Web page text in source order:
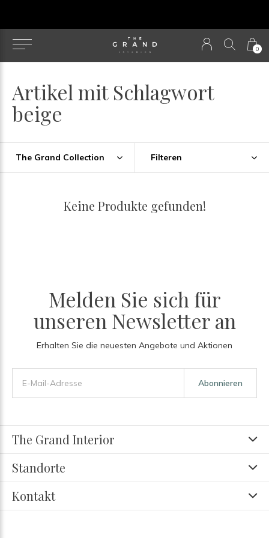
0
Artikel mit Schlagwort
beige
The Grand Collection Filteren
Keine Produkte gefunden!
Melden Sie sich für
unseren Newsletter an
Erhalten Sie die neuesten Angebote und Aktionen
Abonnieren
The Grand Interior
Standorte
Kontakt